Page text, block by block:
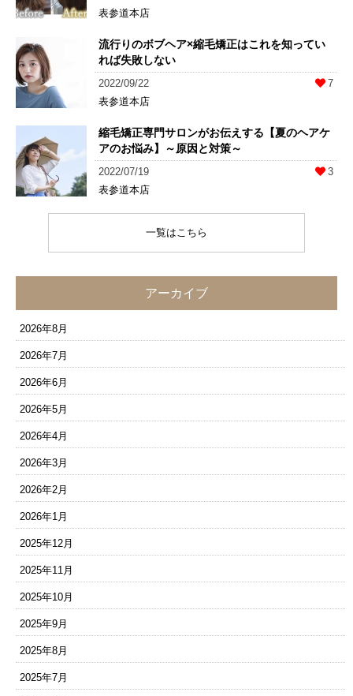
表参道本店
流行りのボブヘア×縮毛矯正はこれを知ってい
れば失敗しない
2022/09/22
7
表参道本店
縮毛矯正専門サロンがお伝えする【夏のヘアケ
アのお悩み】～原因と対策～
2022/07/19
3
表参道本店
一覧はこちら
アーカイブ
2026年8月
2026年7月
2026年6月
2026年5月
2026年4月
2026年3月
2026年2月
2026年1月
2025年12月
2025年11月
2025年10月
2025年9月
2025年8月
2025年7月